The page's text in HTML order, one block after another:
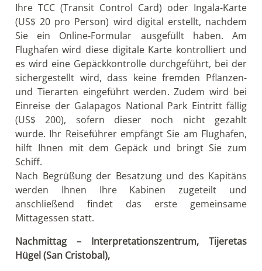
Ihre TCC (Transit Control Card) oder Ingala-Karte
(US$ 20 pro Person) wird digital erstellt, nachdem
Sie ein Online-Formular ausgefüllt haben. Am
Flughafen wird diese digitale Karte kontrolliert und
es wird eine Gepäckkontrolle durchgeführt, bei der
sichergestellt wird, dass keine fremden Pflanzen-
und Tierarten eingeführt werden. Zudem wird bei
Einreise der Galapagos National Park Eintritt fällig
(US$ 200), sofern dieser noch nicht gezahlt
wurde. Ihr Reiseführer empfängt Sie am Flughafen,
hilft Ihnen mit dem Gepäck und bringt Sie zum
Schiff.
Nach Begrüßung der Besatzung und des Kapitäns
werden Ihnen Ihre Kabinen zugeteilt und
anschließend ﬁndet das erste gemeinsame
Mittagessen statt.
Nachmittag – Interpretationszentrum, Tijeretas
Hügel (San Cristobal),